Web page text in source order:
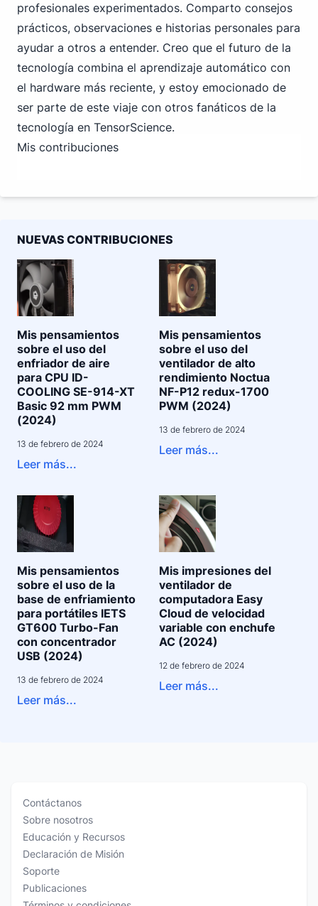
profesionales experimentados. Comparto consejos
prácticos, observaciones e historias personales para
ayudar a otros a entender. Creo que el futuro de la
tecnología combina el aprendizaje automático con
el hardware más reciente, y estoy emocionado de
ser parte de este viaje con otros fanáticos de la
tecnología en TensorScience.
Mis contribuciones
NUEVAS CONTRIBUCIONES
Mis pensamientos
sobre el uso del
enfriador de aire
para CPU ID-
COOLING SE-914-XT
Basic 92 mm PWM
(2024)
13 de febrero de 2024
Leer más...
Mis pensamientos
sobre el uso del
ventilador de alto
rendimiento Noctua
NF-P12 redux-1700
PWM (2024)
13 de febrero de 2024
Leer más...
Mis pensamientos
sobre el uso de la
base de enfriamiento
para portátiles IETS
GT600 Turbo-Fan
con concentrador
USB (2024)
13 de febrero de 2024
Leer más...
Mis impresiones del
ventilador de
computadora Easy
Cloud de velocidad
variable con enchufe
AC (2024)
12 de febrero de 2024
Leer más...
Contáctanos
Sobre nosotros
Educación y Recursos
Declaración de Misión
Soporte
Publicaciones